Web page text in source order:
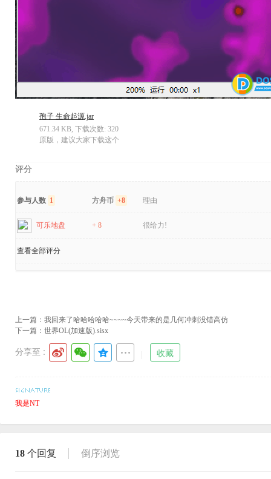
孢子 生命起源.jar
671.34 KB, 下载次数: 320
原版，建议大家下载这个
评分
参与人数 1 方舟币 +8 理由
可乐地盘 + 8 很给力!
查看全部评分
上一篇： 我回来了哈哈哈哈哈~~~~今天带来的是几何冲刺没错高仿
下一篇： 世界OL(加速版).sisx
分享至 : 收藏
我是NT
18 个回复 倒序浏览